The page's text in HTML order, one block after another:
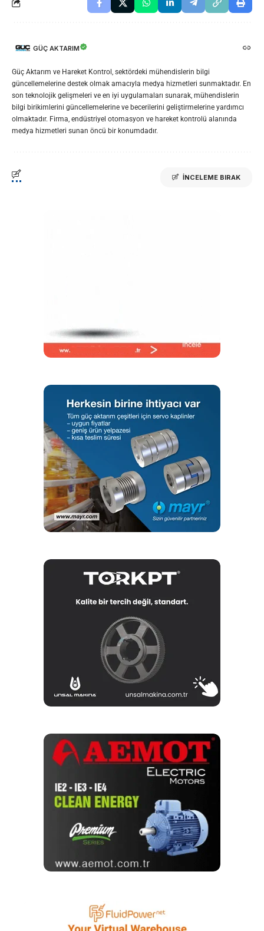
GÜÇ AKTARIM
Güç Aktarım ve Hareket Kontrol, sektördeki mühendislerin bilgi
güncellemelerine destek olmak amacıyla medya hizmetleri sunmaktadır. En
son teknolojik gelişmeleri ve en iyi uygulamaları sunarak, mühendislerin
bilgi birikimlerini güncellemelerine ve becerilerini geliştirmelerine yardımcı
olmaktadır. Firma, endüstriyel otomasyon ve hareket kontrolü alanında
medya hizmetleri sunan öncü bir konumdadır.
İNCELEME BIRAK